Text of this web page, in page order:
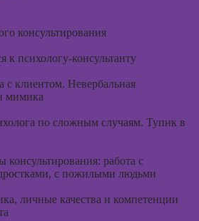
консультирования
к психологу-консультанту
с клиентом. Невербальная
мимика
по сложным случаям. Тупик в
работа с
с пожилыми людьми
личные качества и компетенции